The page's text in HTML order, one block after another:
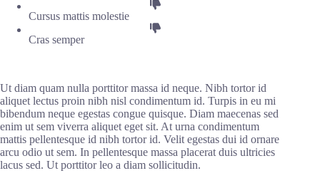
Cursus mattis molestie
Cras semper
Ut diam quam nulla porttitor massa id neque. Nibh tortor id
aliquet lectus proin nibh nisl condimentum id. Turpis in eu mi
bibendum neque egestas congue quisque. Diam maecenas sed
enim ut sem viverra aliquet eget sit. At urna condimentum
mattis pellentesque id nibh tortor id. Velit egestas dui id ornare
arcu odio ut sem. In pellentesque massa placerat duis ultricies
lacus sed. Ut porttitor leo a diam sollicitudin.